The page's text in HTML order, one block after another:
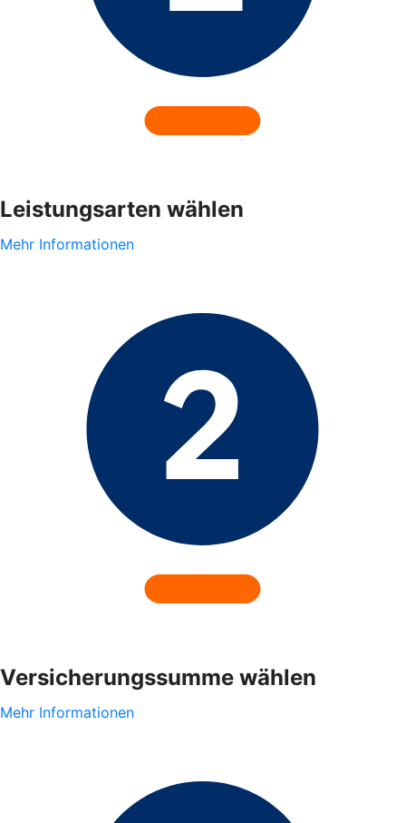
Leistungsarten wählen
Mehr Informationen
Versicherungssumme wählen
Mehr Informationen